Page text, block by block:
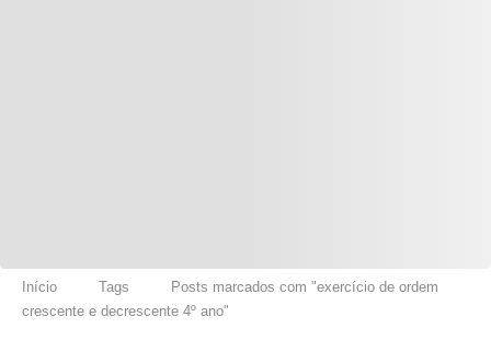
Início Tags
Posts marcados com "exercício de ordem
crescente e decrescente 4º ano"